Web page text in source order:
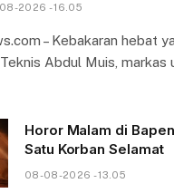
2026 - 16.05
– Kebakaran hebat
Abdul Muis, markas
Horor Malam di
Satu Korban Selamat
08-08-2026 - 13.05